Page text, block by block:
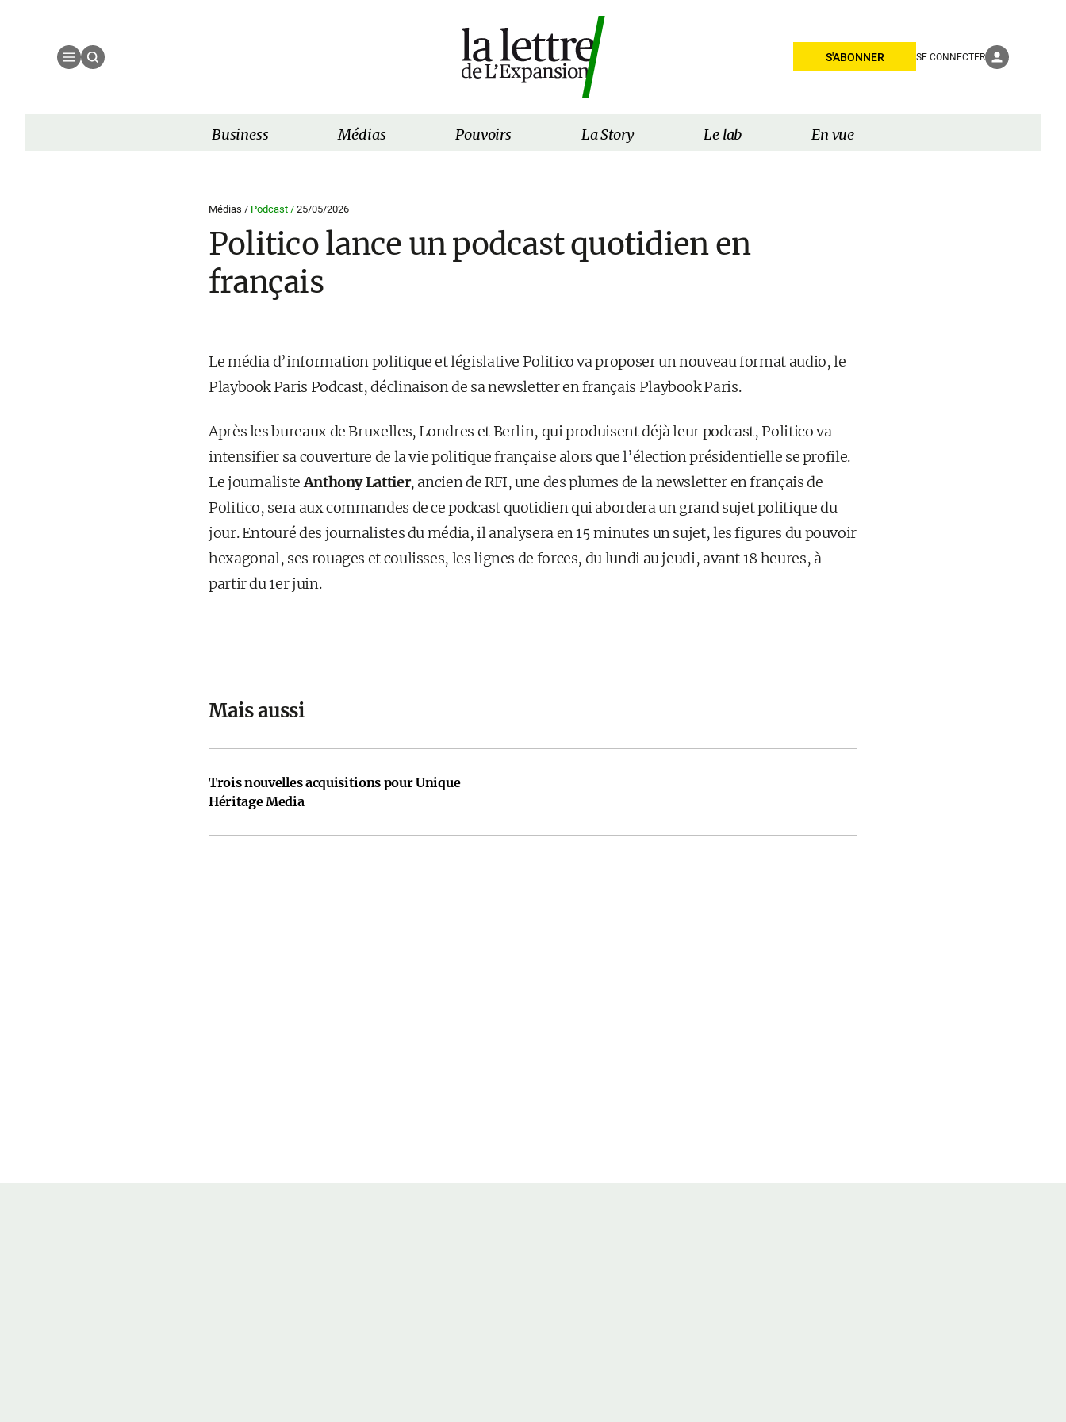
S'ABONNER SE CONNECTER
Business Médias Pouvoirs La Story Le lab En vue
Médias / Podcast / 25/05/2026
Politico lance un podcast quotidien en
français
Le média d’information politique et législative Politico va proposer un nouveau format audio, le
Playbook Paris Podcast, déclinaison de sa newsletter en français Playbook Paris.
Après les bureaux de Bruxelles, Londres et Berlin, qui produisent déjà leur podcast, Politico va
intensifier sa couverture de la vie politique française alors que l’élection présidentielle se profile.
Le journalisteAnthony Lattier, ancien de RFI, une des plumes de la newsletter en français de
Politico, sera aux commandes de ce podcast quotidien qui abordera un grand sujet politique du
jour. Entouré des journalistes du média, il analysera en 15 minutes un sujet, les figures du pouvoir
hexagonal, ses rouages et coulisses, les lignes de forces, du lundi au jeudi, avant 18 heures, à
partir du 1er juin.
Mais aussi
Trois nouvelles acquisitions pour Unique
Héritage Media